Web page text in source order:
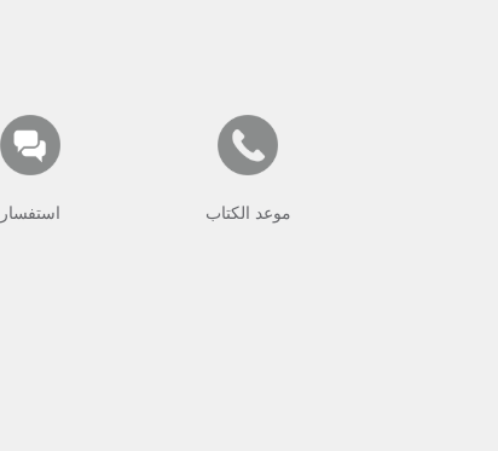
موعد الكتاب استفسار